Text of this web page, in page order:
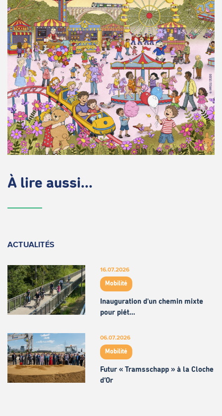
À lire aussi...
ACTUALITÉS
16.07.2026
Mobilité
Inauguration d'un chemin mixte
pour piét…
06.07.2026
Mobilité
Futur « Tramsschapp » à la Cloche
d’Or